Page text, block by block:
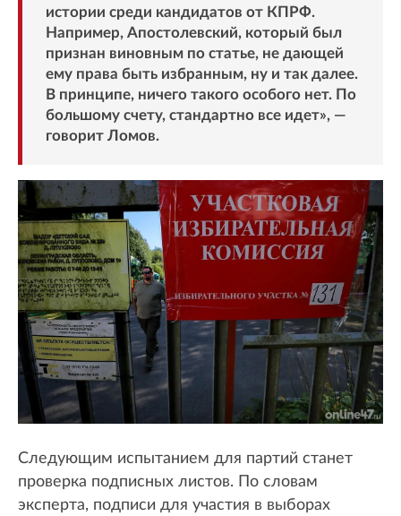
истории среди кандидатов от КПРФ.
Например, Апостолевский, который был
признан виновным по статье, не дающей
ему права быть избранным, ну и так далее.
В принципе, ничего такого особого нет. По
большому счету, стандартно все идет», —
говорит Ломов.
Следующим испытанием для партий станет
проверка подписных листов. По словам
эксперта, подписи для участия в выборах